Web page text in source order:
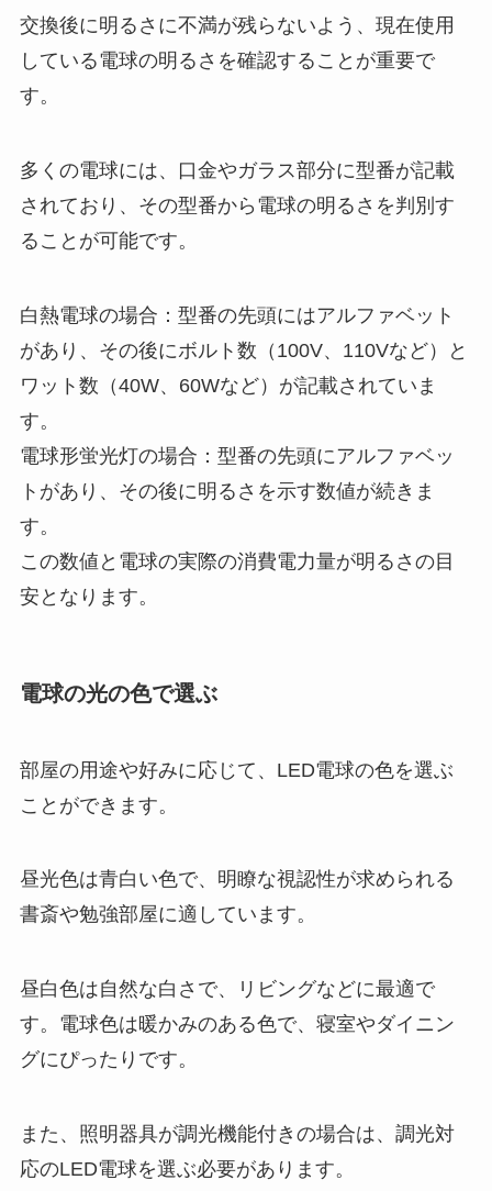
資生堂のシンクロスキンが販売終
了？なぜ？もう買えないの？
交換後に明るさに不満が残らないよう、現在使用
している電球の明るさを確認することが重要で
す。
多くの電球には、口金やガラス部分に型番が記載
されており、その型番から電球の明るさを判別す
ることが可能です。
白熱電球の場合：型番の先頭にはアルファベット
があり、その後にボルト数（100V、110Vなど）と
ワット数（40W、60Wなど）が記載されていま
す。
電球形蛍光灯の場合：型番の先頭にアルファベッ
トがあり、その後に明るさを示す数値が続きま
す。
この数値と電球の実際の消費電力量が明るさの目
安となります。
電球の光の色で選ぶ
部屋の用途や好みに応じて、LED電球の色を選ぶ
ことができます。
昼光色は青白い色で、明瞭な視認性が求められる
書斎や勉強部屋に適しています。
昼白色は自然な白さで、リビングなどに最適で
す。電球色は暖かみのある色で、寝室やダイニン
グにぴったりです。
また、照明器具が調光機能付きの場合は、調光対
応のLED電球を選ぶ必要があります。